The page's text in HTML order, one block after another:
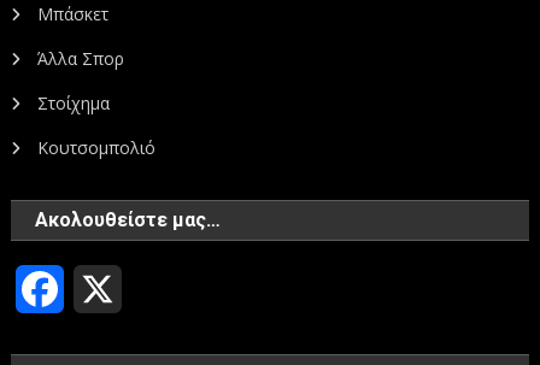
Μπάσκετ
Άλλα Σπορ
Στοίχημα
Κουτσομπολιό
Ακολουθείστε μας…
Facebook